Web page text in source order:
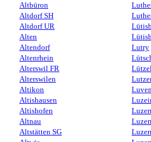
Altbüron
Altdorf SH
Altdorf UR
Alten
Altendorf
Altenrhein
Alterswil FR
Alterswilen
Altikon
Altishausen
Altishofen
Altnau
Altstätten SG
Lutry
Luven